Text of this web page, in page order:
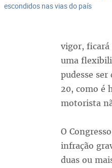
escondidos nas vias do país
vigor, ficará
uma
pudesse
20, como é
motorista
O
infração
duas ou